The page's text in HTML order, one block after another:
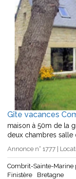
Gîte vacances
maison à 50m de la
deux chambres salle
Annonce n° 1777 |
Combrit-Sainte-Marine
Finistère
Bretagne